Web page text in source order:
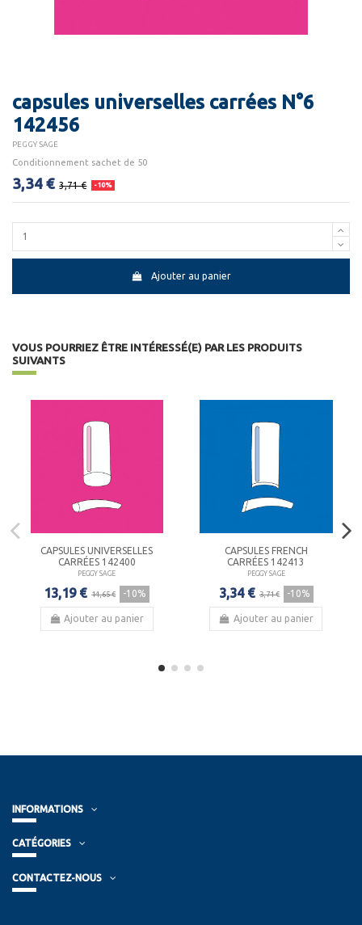
capsules universelles carrées N°6
142456
PEGGY SAGE
Conditionnement sachet de 50
3,34 € 3,71 € -10%
Ajouter au panier
VOUS POURRIEZ ÊTRE INTÉRESSÉ(E) PAR LES PRODUITS
SUIVANTS
CAPSULES UNIVERSELLES
CARRÉES 142400
PEGGY SAGE
13,19 € 14,65 € -10%
Ajouter au panier
CAPSULES FRENCH
CARRÉES 142413
PEGGY SAGE
3,34 € 3,71 € -10%
Ajouter au panier
INFORMATIONS
CATÉGORIES
CONTACTEZ-NOUS